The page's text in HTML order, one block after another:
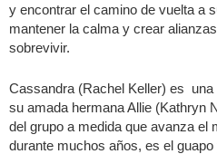
y encontrar el camino de vuelta a
mantener la calma y crear
sobrevivir.
Cassandra (Rachel Keller) es una
su amada hermana Allie (Kathryn
del grupo a medida que avanza el
durante muchos años, es el